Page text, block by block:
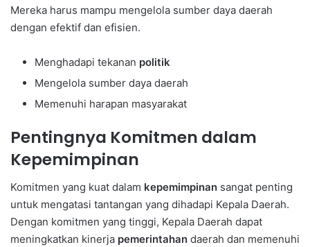
Mereka harus mampu mengelola sumber daya daerah
dengan efektif dan efisien.
Menghadapi tekanan politik
Mengelola sumber daya daerah
Memenuhi harapan masyarakat
Pentingnya Komitmen dalam
Kepemimpinan
Komitmen yang kuat dalam kepemimpinan sangat penting
untuk mengatasi tantangan yang dihadapi Kepala Daerah.
Dengan komitmen yang tinggi, Kepala Daerah dapat
meningkatkan kinerja pemerintahan daerah dan memenuhi